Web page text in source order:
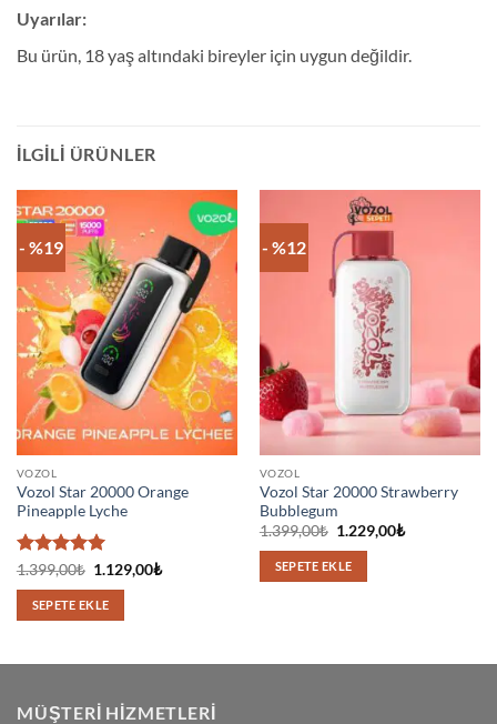
Uyarılar:
Bu ürün, 18 yaş altındaki bireyler için uygun değildir.
İLGILI ÜRÜNLER
- %19
VOZOL
Vozol Star 20000 Orange
Pineapple Lyche
5 üzerinden
5oy aldı
1.399,00₺ Orijinal
1.399,00₺.
1.129,00₺Şu
SEPETE EKLE
- %12
VOZOL
Vozol Star 20000 Strawberry
Bubblegum
1.399,00₺ Orijinal
1.399,00₺.
1.229,00₺Şu
SEPETE EKLE
MÜŞTERI HIZMETLERI